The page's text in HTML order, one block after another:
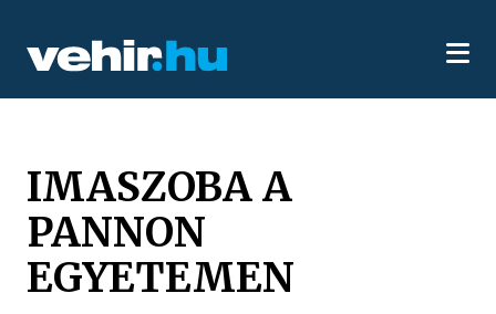
IMASZOBA A
PANNON
EGYETEMEN